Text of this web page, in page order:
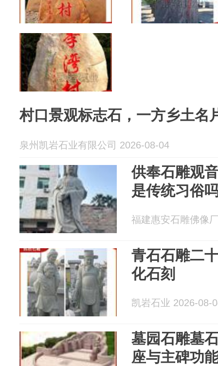
村口景观标志石，一方乡土名
泉州凯岩石业有限公司 2026-08-04
供奉石雕观
是传统习俗
福建惠安石雕佛像
青石石雕二
化石刻
凯岩石业 2026-08-
墓园石雕墓
座与主碑功